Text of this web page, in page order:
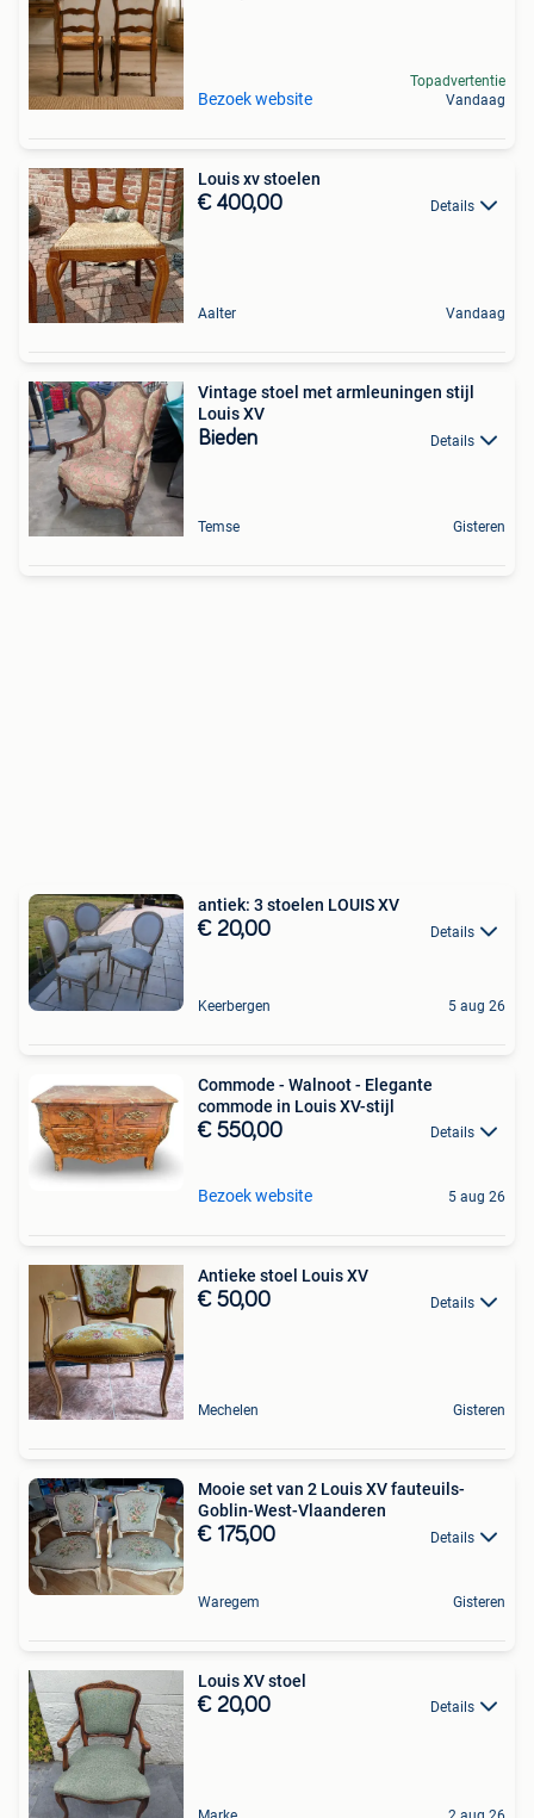
Bezoek website
Topadvertentie
Vandaag
Louis xv stoelen
€ 400,00 Details
Aalter Vandaag
Vintage stoel met armleuningen stijl
Louis XV
Bieden Details
Temse Gisteren
antiek: 3 stoelen LOUIS XV
€ 20,00 Details
Keerbergen 5 aug 26
Commode - Walnoot - Elegante
commode in Louis XV-stijl
€ 550,00 Details
Bezoek website 5 aug 26
Antieke stoel Louis XV
€ 50,00 Details
Mechelen Gisteren
Mooie set van 2 Louis XV fauteuils-
Goblin-West-Vlaanderen
€ 175,00 Details
Waregem Gisteren
Louis XV stoel
€ 20,00 Details